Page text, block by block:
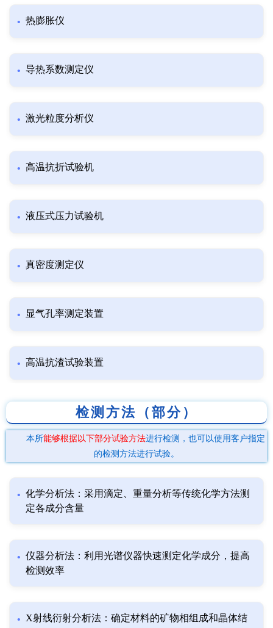
热膨胀仪
导热系数测定仪
激光粒度分析仪
高温抗折试验机
液压式压力试验机
真密度测定仪
显气孔率测定装置
高温抗渣试验装置
检测方法（部分）
本所能够根据以下部分试验方法进行检测，也可以使用客户指定
的检测方法进行试验。
化学分析法：采用滴定、重量分析等传统化学方法测
定各成分含量
仪器分析法：利用光谱仪器快速测定化学成分，提高
检测效率
X射线衍射分析法：确定材料的矿物相组成和晶体结